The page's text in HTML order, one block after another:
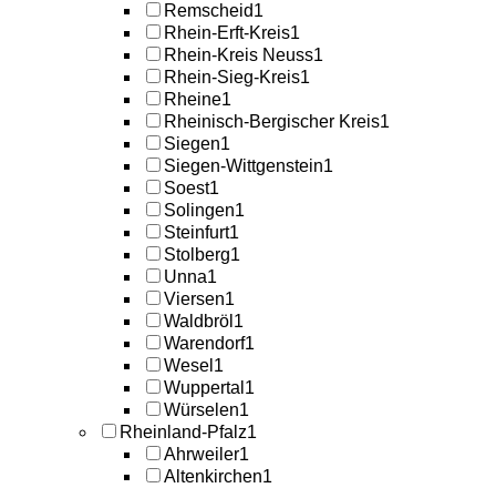
Remscheid1
Rhein-Erft-Kreis1
Rhein-Kreis Neuss1
Rhein-Sieg-Kreis1
Rheine1
Rheinisch-Bergischer Kreis1
Siegen1
Siegen-Wittgenstein1
Soest1
Solingen1
Steinfurt1
Stolberg1
Unna1
Viersen1
Waldbröl 1
Warendorf1
Wesel 1
Wuppertal 1
Würselen1
Rheinland-Pfalz1
Ahrweiler1
Altenkirchen1